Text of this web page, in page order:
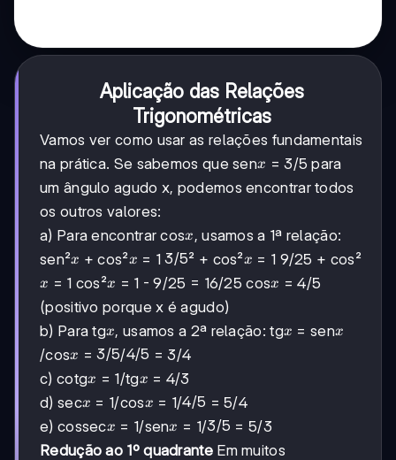
Aplicação das Relações
Trigonométricas
Vamos ver como usar as relações fundamentais
na prática. Se sabemos que senx
x = 3/5 para
um ângulo agudo x, podemos encontrar todos
os outros valores:
a) Para encontrar cosx
x, usamos a 1ª relação:
sen²x
x + cos²x
x = 13/5
3/5² + cos²x
x = 1 9/25 + cos²
x
x = 1 cos²x
x = 1 - 9/25 = 16/25 cosx
x = 4/5
(positivo porque x é agudo)
b) Para tgx
x, usamos a 2ª relação: tgx
x = senx
x
/cosx
x =3/5
3/5/4/5
4/5 = 3/4
c) cotgx
x = 1/tgx
x = 4/3
d) secx
x = 1/cosx
x = 1/4/5
4/5 = 5/4
e) cossecx
x = 1/senx
x = 1/3/5
3/5 = 5/3
Redução ao 1º quadranteEm muitos